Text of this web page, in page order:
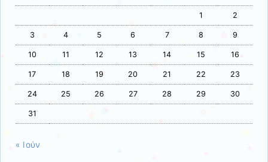
1 2
3 4 5 6 7 8 9
10 11 12 13 14 15 16
17 18 19 20 21 22 23
24 25 26 27 28 29 30
31
« Ιούν